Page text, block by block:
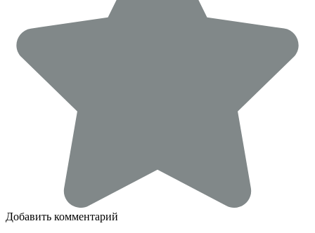
Добавить комментарий